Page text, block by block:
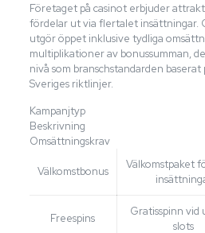
Företaget på casinot erbjuder
fördelar ut via flertalet insättningar.
utgör öppet inklusive tydliga
multiplikationer av bonussumman,
nivå som branschstandarden
Sveriges riktlinjer.
Kampanjtyp
Beskrivning
Omsättningskrav
Välkomstbonus
Välkomstpaket
Freespins
Gratisspinn vid
slots